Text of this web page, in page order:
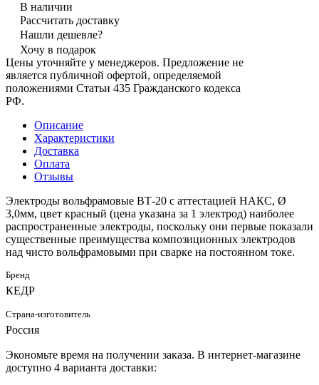
В наличии
Рассчитать доставку
Нашли дешевле?
Хочу в подарок
Цены уточняйте у менеджеров. Предложение не
является публичной офертой, определяемой
положениями Статьи 435 Гражданского кодекса
РФ.
Описание
Характеристики
Доставка
Оплата
Отзывы
Электроды вольфрамовые ВТ-20 с аттестацией НАКС, Ø
3,0мм, цвет красный (цена указана за 1 электрод) наиболее
распространенные электроды, поскольку они первые показали
существенные преимущества композиционных электродов
над чисто вольфрамовыми при сварке на постоянном токе.
Бренд
КЕДР
Страна-изготовитель
Россия
Экономьте время на получении заказа. В интернет-магазине
доступно 4 варианта доставки: